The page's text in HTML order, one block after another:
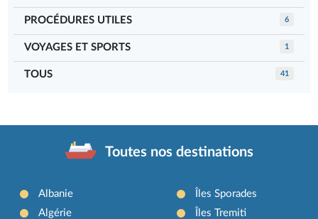
PROCÉDURES UTILES 6
VOYAGES ET SPORTS 1
TOUS 41
Toutes nos destinations
Albanie
Algérie
Îles Sporades
Îles Tremiti